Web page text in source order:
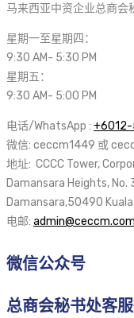
马来西亚中资企业总商会
星期一至星期四：
9:30 AM- 5:30 PM
星期五：
9:30 AM- 5:00 PM
电话/WhatsApp : +6012-
微信: ceccm1449 或
地址: CCCC Tower,
Damansara Heights,
Damansara,50490
电邮:
微信公众号
总商会秘书处客